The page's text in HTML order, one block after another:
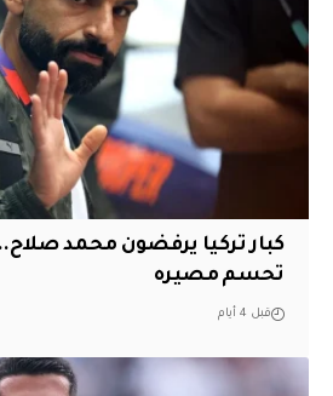
تحسم مصيره
قبل 4 أيام